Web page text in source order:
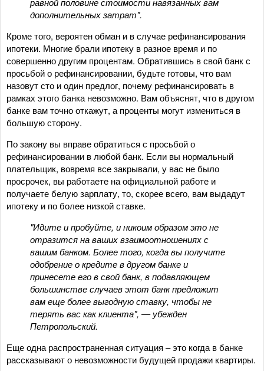
дополнительных затрат".
Кроме того, вероятен обман и в случае рефинансирования
ипотеки. Многие брали ипотеку в разное время и по
совершенно другим процентам. Обратившись в свой банк с
просьбой о рефинансировании, будьте готовы, что вам
назовут сто и один предлог, почему рефинансировать в
рамках этого банка невозможно. Вам объяснят, что в другом
банке вам точно откажут, а проценты могут измениться в
большую сторону.
По закону вы вправе обратиться с просьбой о
рефинансировании в любой банк. Если вы нормальный
плательщик, вовремя все закрывали, у вас не было
просрочек, вы работаете на официальной работе и
получаете белую зарплату, то, скорее всего, вам выдадут
ипотеку и по более низкой ставке.
"Идите и пробуйте, и никоим образом это не
отразится на ваших взаимоотношениях с
вашим банком. Более того, когда вы получите
одобрение о кредите в другом банке и
принесете его в свой банк, в подавляющем
большинстве случаев этот банк предложит
вам еще более выгодную ставку, чтобы не
терять вас как клиента", — убежден
Петропольский.
Еще одна распространенная ситуация – это когда в банке
рассказывают о невозможности будущей продажи квартиры.